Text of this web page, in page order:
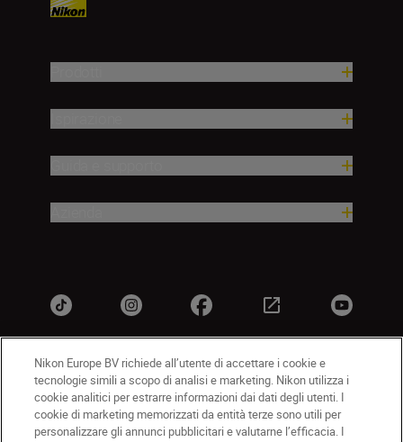
IT Nikon Sites
Contattateci
Informativa sulla privacy
Termini di utilizzo
Informativa sui cookie
Nikon Europe BV richiede all’utente di accettare i cookie e
tecnologie simili a scopo di analisi e marketing. Nikon utilizza i
cookie analitici per estrarre informazioni dai dati degli utenti. I
cookie di marketing memorizzati da entità terze sono utili per
personalizzare gli annunci pubblicitari e valutarne l’efficacia. I